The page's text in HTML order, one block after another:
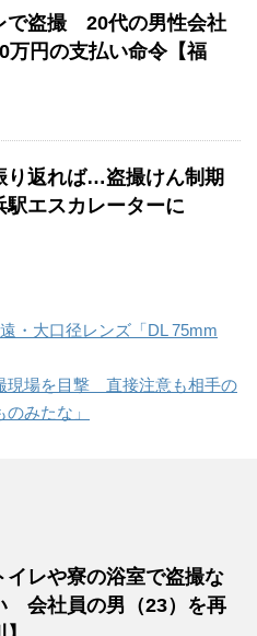
で盗撮 20代の男性会社
万円の支払い命令【福
り返れば…盗撮けん制期
エスカレーターに
・大口径レンズ「DL 75mm
現場を目撃 直接注意も相手の
みたな」
イレや寮の浴室で盗撮な
会社員の男（23）を再